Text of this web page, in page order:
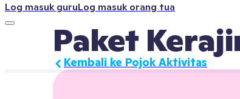
Log masuk guruLog masuk orang tua
Paket
Kembali ke Pojok Aktivitas